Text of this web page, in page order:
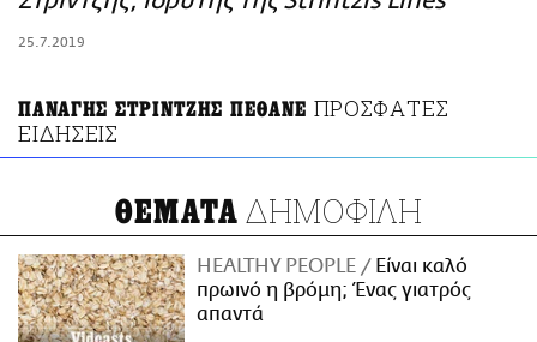
25.7.2019
ΠΑΝΑΓΗΣ ΣΤΡΙΝΤΖΗΣ ΠΕΘΑΝΕ ΠΡΟΣΦΑΤΕΣ
ΕΙΔΗΣΕΙΣ
ΘΕΜΑΤΑ ΔΗΜΟΦΙΛΗ
HEALTHY PEOPLE
Είναι καλό
πρωινό η βρόμη; Ένας γιατρός
απαντά